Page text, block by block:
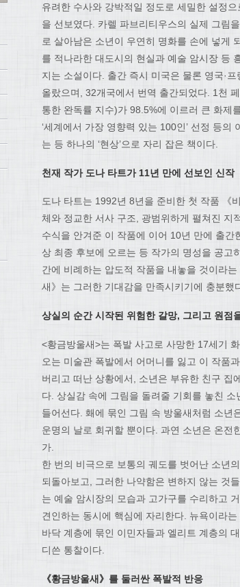
유려한 수사와 강박적일 정도로 세밀한 설정
을 선보였다. 카렐 파브리티우스의 실제 그림
로 살아남은 소년이 우연히 명화를 손에 넣게
를 적나라한 대도시의 현실과 예술 암시장 등
지는 소설이다. 출간 즉시 미국은 물론 영국·
올랐으며, 32개국에서 번역 출간되었다. 1천
통한 완독률 지수)가 98.5%에 이르러 큰 화제
‘세계에서 가장 영향력 있는 100인’ 선정 등
는 등 하나의 ‘현상’으로 자리 잡은 책이다.
천재 작가 도나 타트가 11년 만에 선보인 신작
도나 타트는 1992년 8년을 준비한 첫 작품 《
체와 정교한 서사 구조, 광범위하게 펼쳐진 지
수식을 안겨준 이 작품에 이어 10년 만에 출
상 최종 후보에 오르는 등 작가의 명성을 공고
간에 비례하는 압도적 작품을 내놓을 것이라
새》는 그러한 기대감을 만족시키기에 충분했
상실의 순간 시작된 위험한 갈망, 그리고 원점
<황금방울새>는 폭발 사고로 사망한 17세기
오는 미술관 폭발에서 어머니를 잃고 이 작품
버리고 떠난 상황에서, 소년은 부유한 친구 집
다. 상실감 속에 그림을 돌려줄 기회를 놓친 소
들어선다. 홰에 묶인 그림 속 방울새처럼 소년
운명의 날로 회귀할 뿐이다. 과연 소년은 온전
가.
한 번의 비극으로 보통의 궤도를 벗어난 소년
되돌아보고, 그러한 나약함은 변하지 않는 것
는 예술 암시장의 모습과 고가구를 수리하고
견인하는 동시에 핵심에 자리한다. 뉴욕이라
바닥 계층에 묶인 이민자들과 엘리트 계층의
디쓴 통찰이다.
《황금방울새 》 를 둘러싼 폭발적 반응